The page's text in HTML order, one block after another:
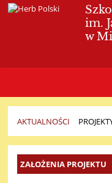
im.
w
AKTUALNOŚCI
PROJEKT
EDUKACYJNY
ZAŁOŻENIA PROJEKTU